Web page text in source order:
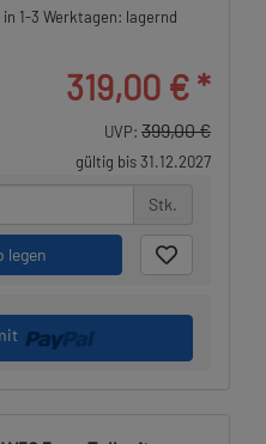
1-3 Werktagen: lagernd
319,00 € *
UVP: 399,00 €
gültig bis 31.12.2027
Stk.
legen